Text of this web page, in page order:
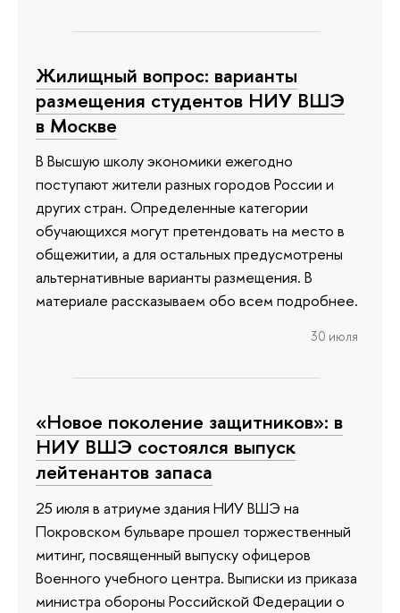
Жилищный вопрос: варианты
размещения студентов НИУ ВШЭ
в Москве
В Высшую школу экономики ежегодно
поступают жители разных городов России и
других стран. Определенные категории
обучающихся могут претендовать на место в
общежитии, а для остальных предусмотрены
альтернативные варианты размещения. В
материале рассказываем обо всем подробнее.
30 июля
«Новое поколение защитников»: в
НИУ ВШЭ состоялся выпуск
лейтенантов запаса
25 июля в атриуме здания НИУ ВШЭ на
Покровском бульваре прошел торжественный
митинг, посвященный выпуску офицеров
Военного учебного центра. Выписки из приказа
министра обороны Российской Федерации о